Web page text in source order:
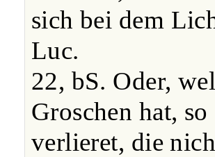
sich bei dem
Luc.
22, bS. Oder,
Groschen hat,
verlieret, die